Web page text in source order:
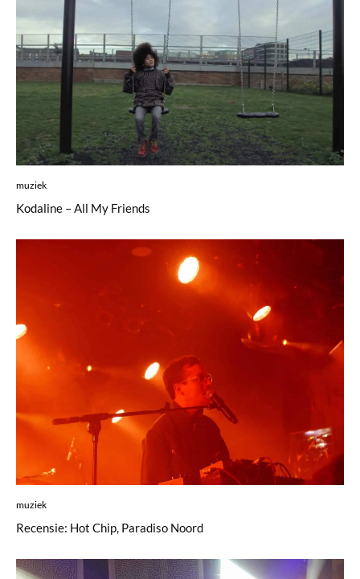
muziek
Kodaline – All My Friends
muziek
Recensie: Hot Chip, Paradiso Noord